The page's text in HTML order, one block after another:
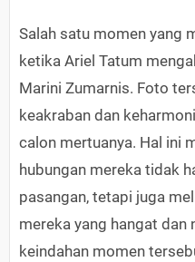
Salah satu momen yang
ketika Ariel Tatum
Marini Zumarnis. Foto
keakraban dan
calon mertuanya. Hal ini
hubungan mereka tidak
pasangan, tetapi juga
mereka yang hangat
keindahan momen